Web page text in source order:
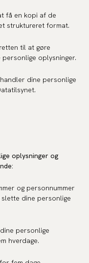
få en kopi af de
struktureret format.
til at gøre
oplysninger.
dine personlige
oplysninger og
og personnummer
dine personlige
personlige
hverdage.